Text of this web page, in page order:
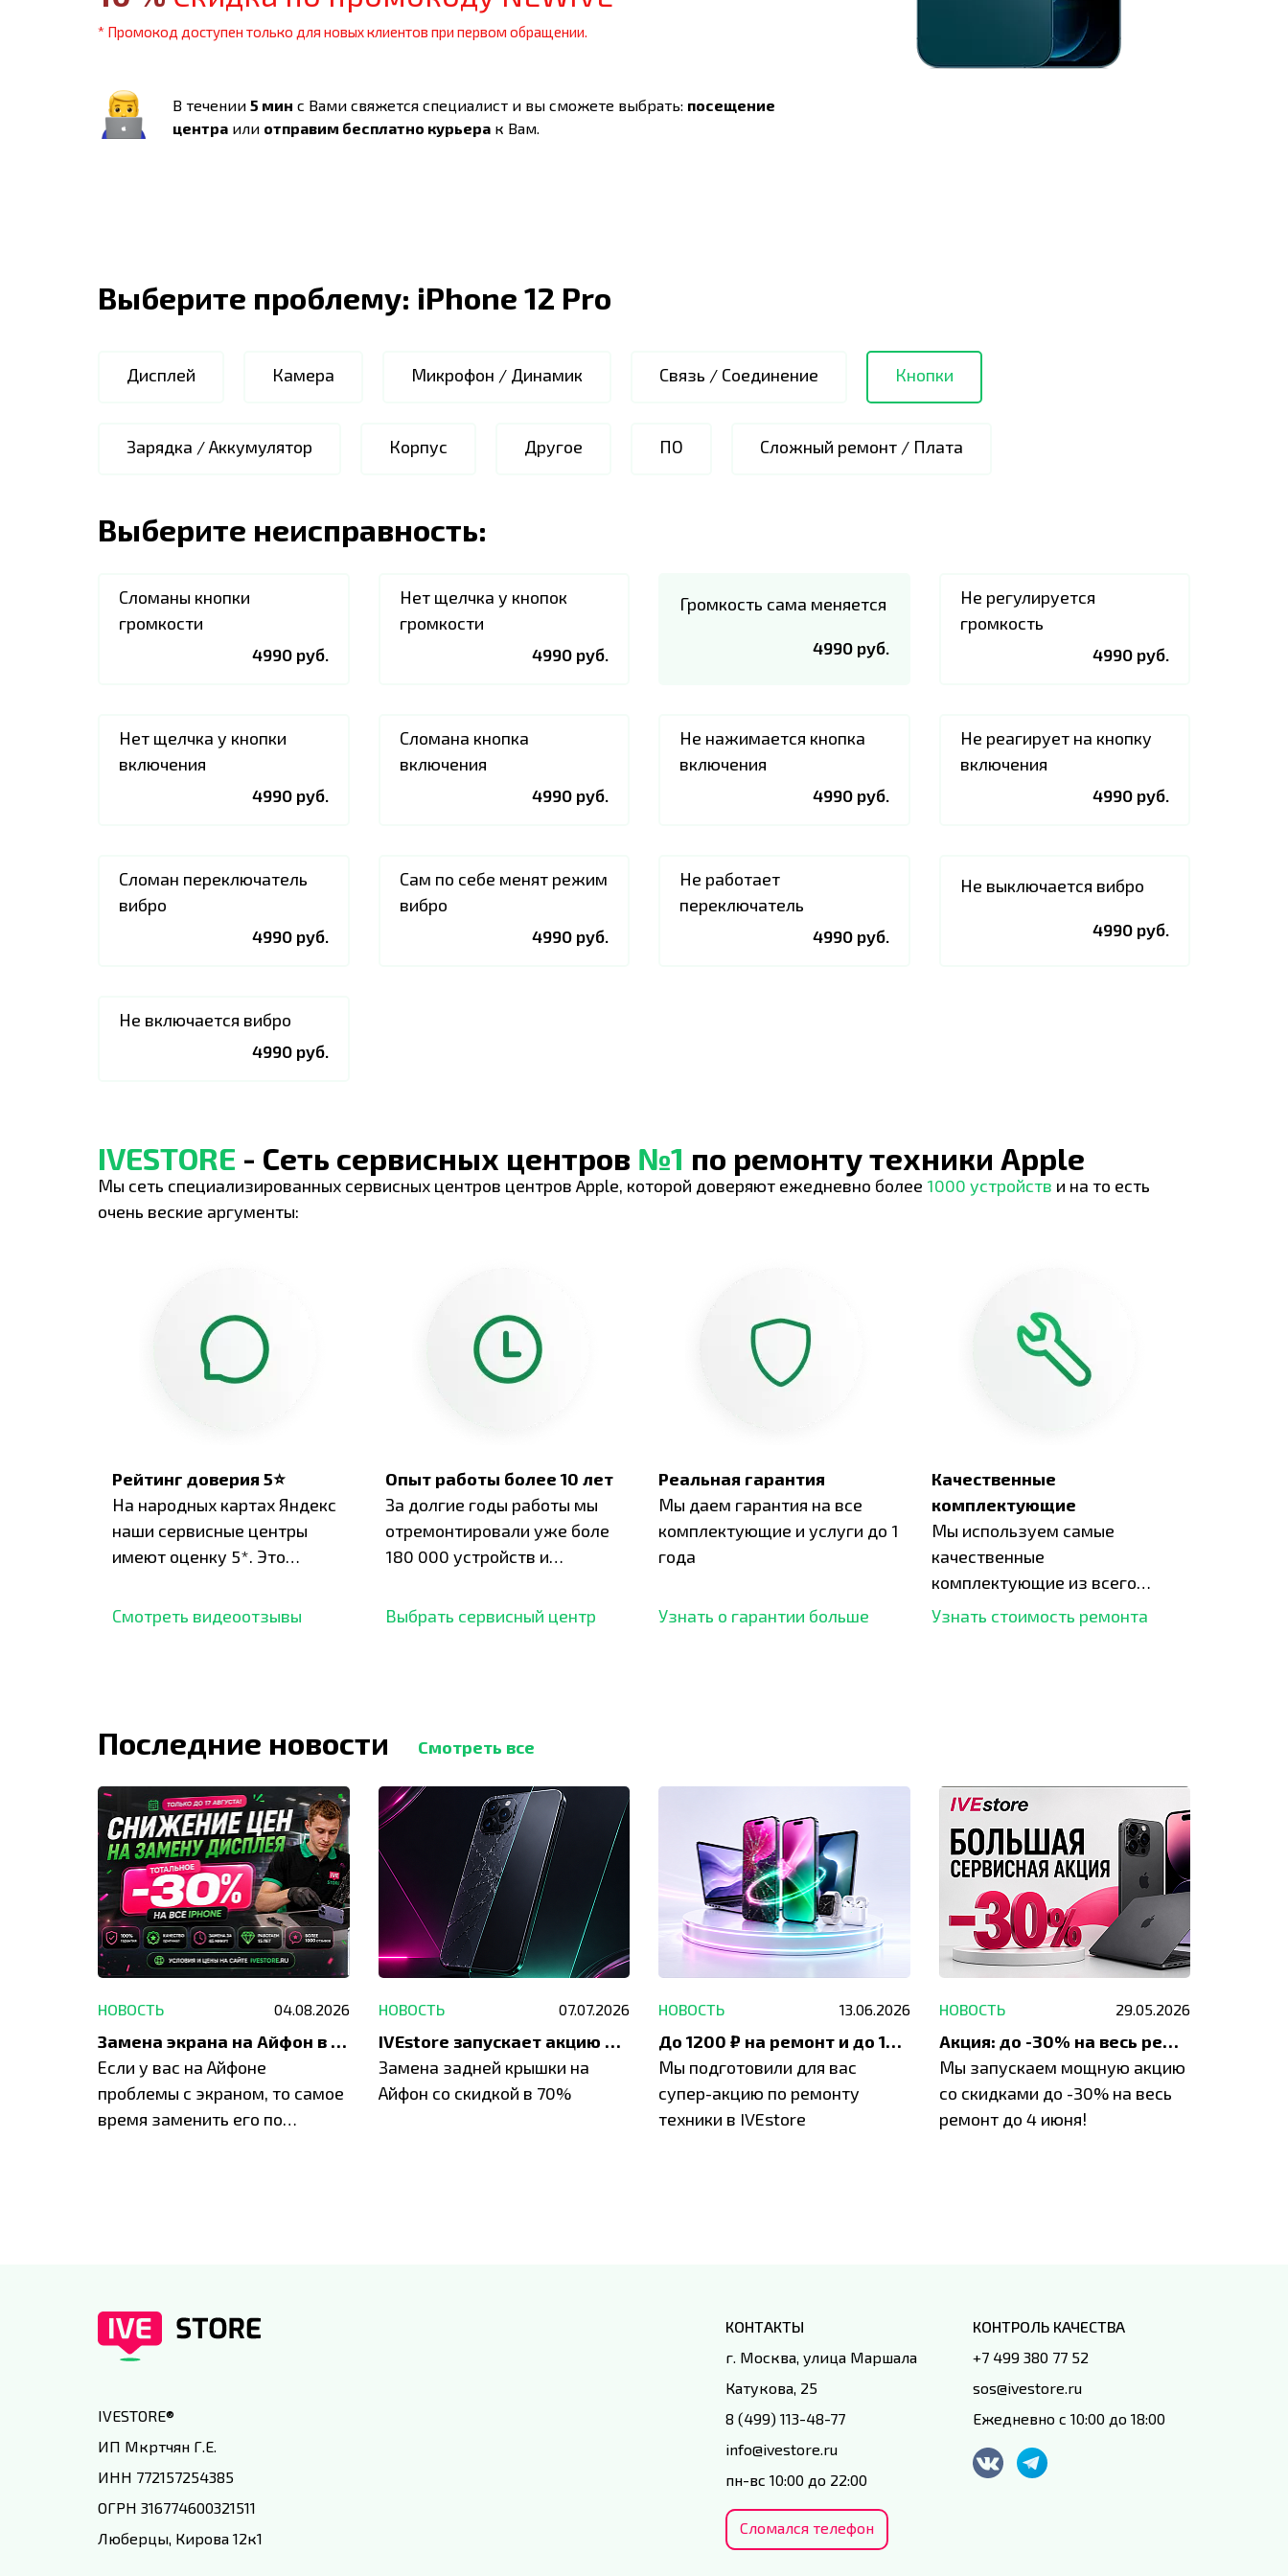
* Промокод доступен только для новых клиентов при первом обращении.
В течении 5 мин с Вами свяжется специалист и вы сможете выбрать: посещение
центра или отправим бесплатно курьера к Вам.
Выберите проблему: iPhone 12 Pro
Дисплей Камера Микрофон / Динамик Связь / Соединение Кнопки
Зарядка / Аккумулятор Корпус Другое ПО Сложный ремонт / Плата
Выберите неисправность:
Сломаны кнопки
громкости
4990 руб.
Нет щелчка у кнопок
громкости
4990 руб.
Громкость сама меняется
4990 руб.
Не регулируется
громкость
4990 руб.
Нет щелчка у кнопки
включения
4990 руб.
Сломана кнопка
включения
4990 руб.
Не нажимается кнопка
включения
4990 руб.
Не реагирует на кнопку
включения
4990 руб.
Сломан переключатель
вибро
4990 руб.
Сам по себе менят режим
вибро
4990 руб.
Не работает
переключатель
4990 руб.
Не выключается вибро
4990 руб.
Не включается вибро
4990 руб.
IVESTORE - Сеть сервисных центров №1 по ремонту техники Apple
Мы сеть специализированных сервисных центров центров Apple, которой доверяют ежедневно более 1000 устройств и на то есть
очень веские аргументы:
Рейтинг доверия 5⭐
На народных картах Яндекс
наши сервисные центры
имеют оценку 5*. Это
отзывов,
Смотреть видеоотзывы
Опыт работы более 10 лет
За долгие годы работы мы
отремонтировали уже боле
180 000 устройств и
опыт.
Выбрать сервисный центр
Реальная гарантия
Мы даем гарантия на все
комплектующие и услуги до 1
года
Узнать о гарантии больше
Качественные
комплектующие
Мы используем самые
качественные
комплектующие из всего
рынка и используем самое
Узнать стоимость ремонта
Последние новости Смотреть все
НОВОСТЬ 04.08.2026
Замена экрана на Айфон в Москве и Балашихе
Если у вас на Айфоне
проблемы с экраном, то самое
время заменить его по
НОВОСТЬ 07.07.2026
IVEstore запускает акцию на замену заднего стекла
Замена задней крышки на
Айфон со скидкой в 70%
НОВОСТЬ 13.06.2026
До 1200 ₽ на ремонт и до 1500 ₽ на покупку техники Apple
Мы подготовили для вас
супер-акцию по ремонту
техники в IVEstore
НОВОСТЬ 29.05.2026
Акция: до -30% на весь ремонт техники Apple
Мы запускаем мощную акцию
со скидками до -30% на весь
ремонт до 4 июня!
IVESTORE®
ИП Мкртчян Г.Е.
ИНН 772157254385
ОГРН 316774600321511
Люберцы, Кирова 12к1
КОНТАКТЫ
г. Москва, улица Маршала
Катукова, 25
8 (499) 113-48-77
info@ivestore.ru
пн-вс 10:00 до 22:00
Сломался телефон
КОНТРОЛЬ КАЧЕСТВА
+7 499 380 77 52
sos@ivestore.ru
Ежедневно с 10:00 до 18:00